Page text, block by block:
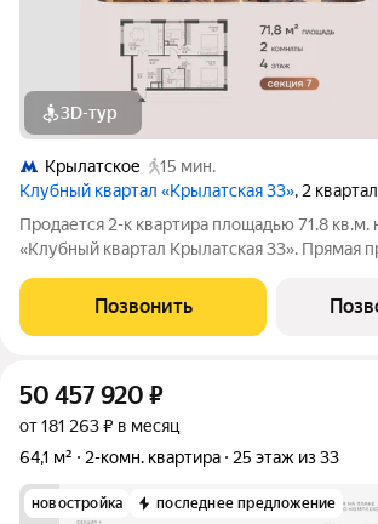
3D-тур
Крылатское
15 мин.
Клубный квартал «Крылатская 33», 2
Продается 2-к квартира площадью 71.8
«Клубный квартал Крылатская 33». Прямая
западе Москвы от специализированного
«Сияние». Комплекс расположен всего
Позвонить
50 457 920 ₽
от 181 263 ₽ в месяц
64,1 м²
2-комн. квартира 25 этаж из 33
новостройка последнее предложение